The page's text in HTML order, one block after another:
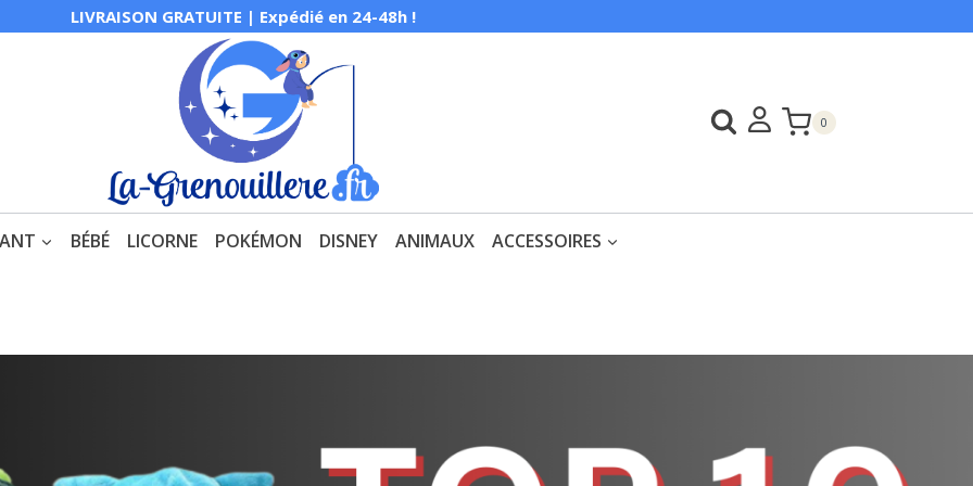
LIVRAISON GRATUITE | Expédié en 24-48h !
0
BÉBÉ LICORNE POKÉMON DISNEY ANIMAUX ACCESSOIRES